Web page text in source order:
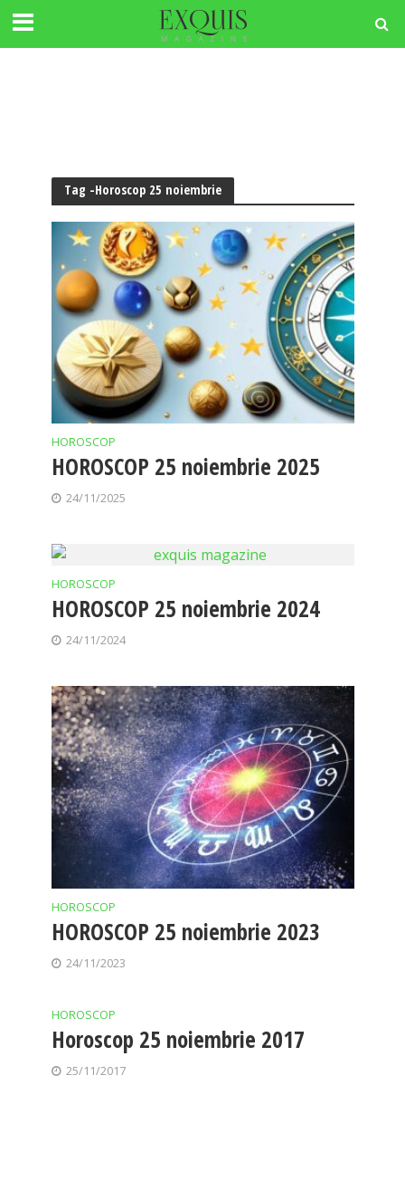
Tag -Horoscop 25 noiembrie
HOROSCOP
HOROSCOP 25 noiembrie 2025
24/11/2025
HOROSCOP
HOROSCOP 25 noiembrie 2024
24/11/2024
HOROSCOP
HOROSCOP 25 noiembrie 2023
24/11/2023
HOROSCOP
Horoscop 25 noiembrie 2017
25/11/2017